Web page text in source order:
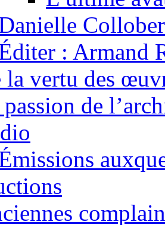
: Armand
la vertu des
de